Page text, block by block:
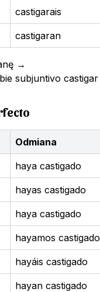
castigarais
castigaran
→
subjuntivo castigar
Odmiana
haya castigado
hayas castigado
haya castigado
hayamos castigado
hayáis castigado
hayan castigado